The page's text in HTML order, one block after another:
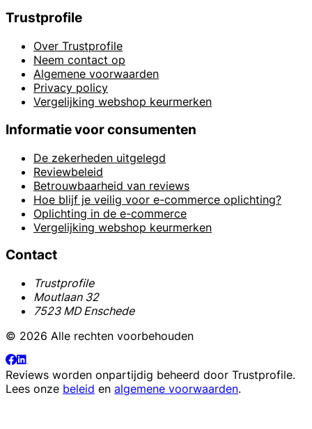
Trustprofile
Over Trustprofile
Neem contact op
Algemene voorwaarden
Privacy policy
Vergelijking webshop keurmerken
Informatie voor consumenten
De zekerheden uitgelegd
Reviewbeleid
Betrouwbaarheid van reviews
Hoe blijf je veilig voor e-commerce oplichting?
Oplichting in de e-commerce
Vergelijking webshop keurmerken
Contact
Trustprofile
Moutlaan 32
7523 MD Enschede
© 2026 Alle rechten voorbehouden
Reviews worden onpartijdig beheerd door Trustprofile.
Lees onze beleid en algemene voorwaarden.